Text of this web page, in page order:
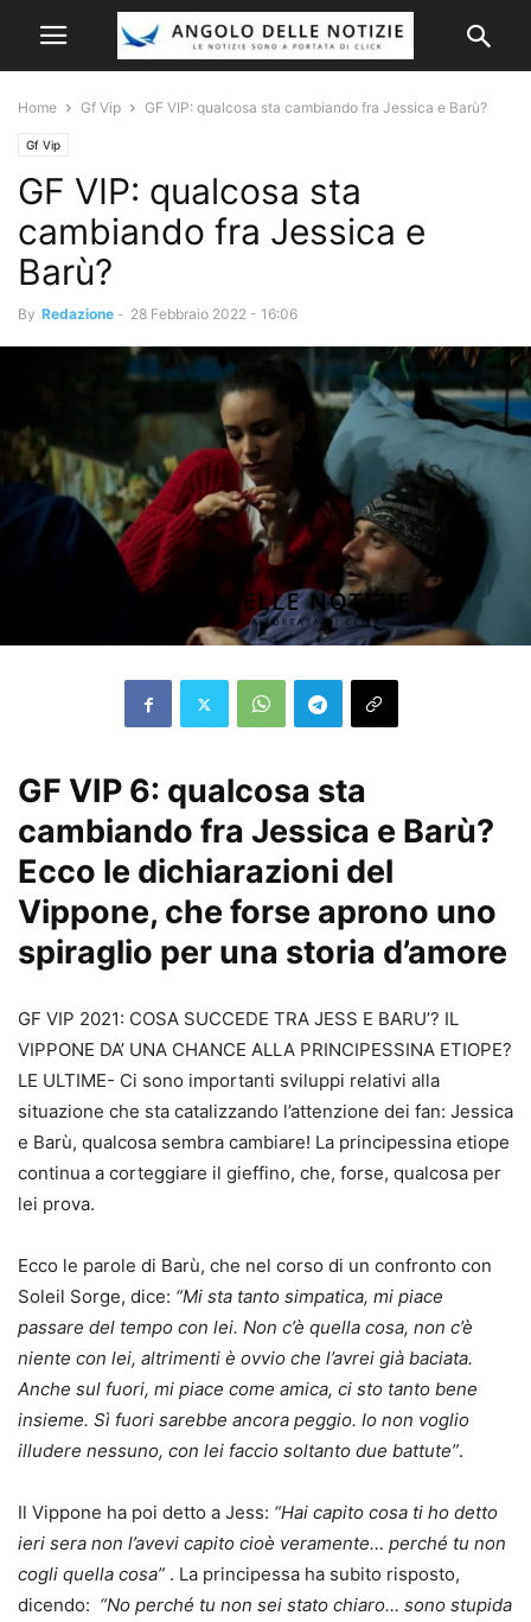
Home Gf Vip GF VIP: qualcosa sta cambiando fra Jessica e Barù?
Gf Vip
GF VIP: qualcosa sta
cambiando fra Jessica e
Barù?
By Redazione - 28 Febbraio 2022 - 16:06
GF VIP 6: qualcosa sta
cambiando fra Jessica e Barù?
Ecco le dichiarazioni del
Vippone, che forse aprono uno
spiraglio per una storia d’amore
GF VIP 2021: COSA SUCCEDE TRA JESS E BARU’? IL
VIPPONE DA’ UNA CHANCE ALLA PRINCIPESSINA ETIOPE?
LE ULTIME- Ci sono importanti sviluppi relativi alla
situazione che sta catalizzando l’attenzione dei fan: Jessica
e Barù, qualcosa sembra cambiare! La principessina etiope
continua a corteggiare il gieffino, che, forse, qualcosa per
lei prova.
Ecco le parole di Barù, che nel corso di un confronto con
Soleil Sorge, dice: “Mi sta tanto simpatica, mi piace
passare del tempo con lei. Non c’è quella cosa, non c’è
niente con lei, altrimenti è ovvio che l’avrei già baciata.
Anche sul fuori, mi piace come amica, ci sto tanto bene
insieme. Sì fuori sarebbe ancora peggio. Io non voglio
illudere nessuno, con lei faccio soltanto due battute”.
Il Vippone ha poi detto a Jess: “Hai capito cosa ti ho detto
ieri sera non l’avevi capito cioè veramente… perché tu non
cogli quella cosa” . La principessa ha subito risposto,
dicendo: “No perché tu non sei stato chiaro… sono stupida